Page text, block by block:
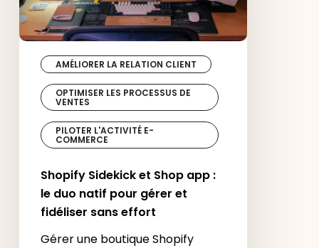
gérer
et
fidéliser
effort
AMÉLIORER LA RELATION CLIENT
OPTIMISER LES PROCESSUS DE
VENTES
PILOTER L'ACTIVITÉ E-
COMMERCE
Shopify Sidekick et Shop app :
le duo natif pour gérer et
fidéliser sans effort
Gérer une boutique Shopify